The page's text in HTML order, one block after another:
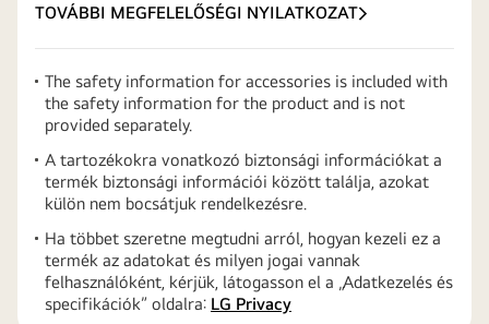
TOVÁBBI MEGFELELŐSÉGI NYILATKOZAT
The safety information for accessories is included with
the safety information for the product and is not
provided separately.
A tartozékokra vonatkozó biztonsági információkat a
termék biztonsági információi között találja, azokat
külön nem bocsátjuk rendelkezésre.
Ha többet szeretne megtudni arról, hogyan kezeli ez a
termék az adatokat és milyen jogai vannak
felhasználóként, kérjük, látogasson el a „Adatkezelés és
specifikációk” oldalra: LG Privacy